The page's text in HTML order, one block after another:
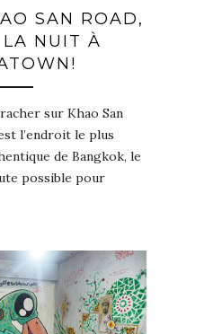
SAN ROAD,
LA NUIT À
sur Khao San
l’endroit le plus
de Bangkok, le
possible pour